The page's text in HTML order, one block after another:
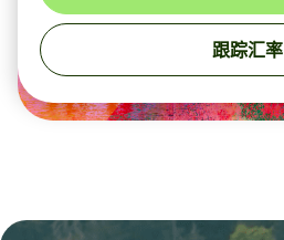
跟踪汇率